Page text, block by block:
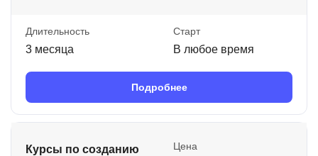
Длительность
3 месяца
Старт
В любое время
Подробнее
Курсы по созданию
Цена